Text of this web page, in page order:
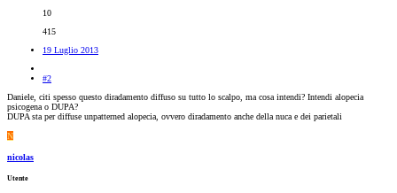
10
415
19 Luglio 2013
#2
Daniele, citi spesso questo diradamento diffuso su tutto lo scalpo, ma cosa intendi? Intendi alopecia
psicogena o DUPA?
DUPA sta per diffuse unpatterned alopecia, ovvero diradamento anche della nuca e dei parietali
N
nicolas
Utente